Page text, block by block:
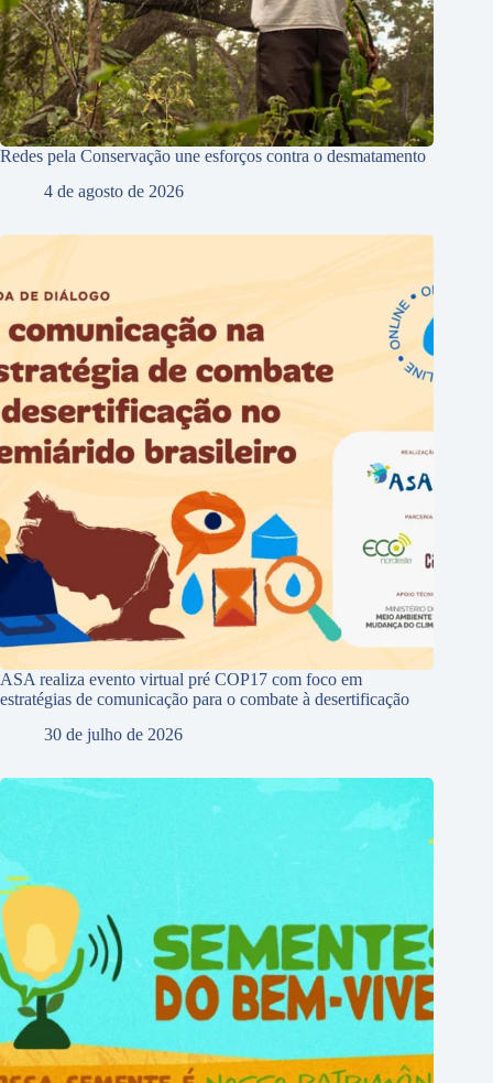
Redes pela Conservação une esforços contra o desmatamento
4 de agosto de 2026
ASA realiza evento virtual pré COP17 com foco em
estratégias de comunicação para o combate à desertificação
30 de julho de 2026